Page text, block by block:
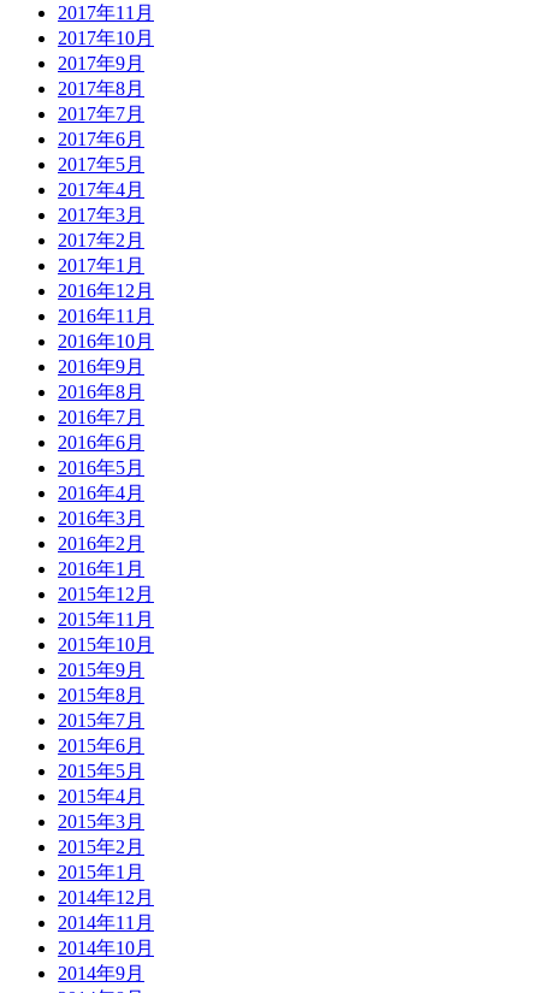
2017年11月
2017年10月
2017年9月
2017年8月
2017年7月
2017年6月
2017年5月
2017年4月
2017年3月
2017年2月
2017年1月
2016年12月
2016年11月
2016年10月
2016年9月
2016年8月
2016年7月
2016年6月
2016年5月
2016年4月
2016年3月
2016年2月
2016年1月
2015年12月
2015年11月
2015年10月
2015年9月
2015年8月
2015年7月
2015年6月
2015年5月
2015年4月
2015年3月
2015年2月
2015年1月
2014年12月
2014年11月
2014年10月
2014年9月